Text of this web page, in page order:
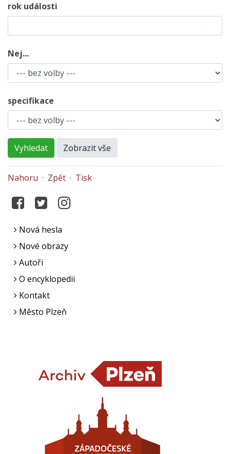
rok události
Nej...
specifikace
Vyhledat Zobrazit vše
Nahoru · Zpět · Tisk
Nová hesla
Nové obrazy
Autoři
O encyklopedii
Kontakt
Město Plzeň